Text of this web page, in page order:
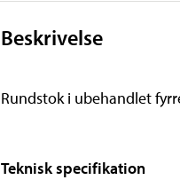
Beskrivelse
Rundstok i ubehandlet
Teknisk specifikation